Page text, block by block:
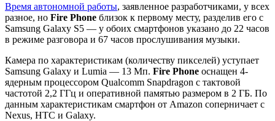
Время автономной работы, заявленное разработчиками, у всех
разное, но Fire Phone близок к первому месту, разделив его с
Samsung Galaxy S5 — у обоих смартфонов указано до 22 часов
в режиме разговора и 67 часов прослушивания музыки.
Камера по характеристикам (количеству пикселей) уступает
Samsung Galaxy и Lumia — 13 Мп. Fire Phone оснащен 4-
ядерным процессором Qualcomm Snapdragon с тактовой
частотой 2,2 ГГц и оперативной памятью размером в 2 ГБ. По
данным характеристикам смартфон от Amazon соперничает с
Nexus, HTC и Galaxy.